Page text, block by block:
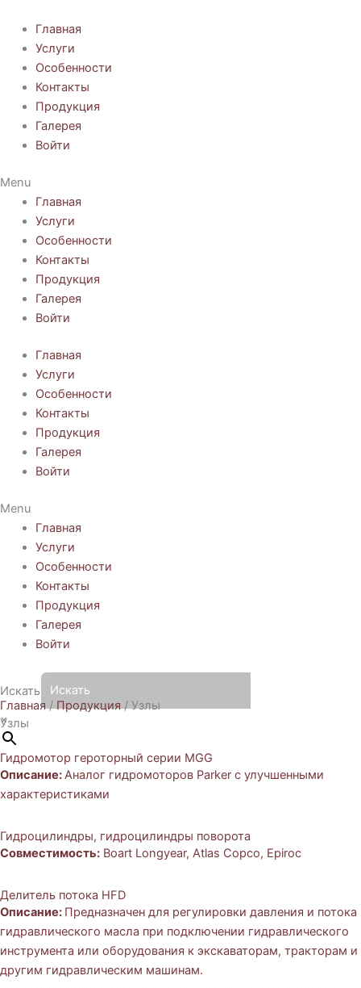
содержимому
Главная
Услуги
Особенности
Контакты
Продукция
Галерея
Войти
Menu
Главная
Услуги
Особенности
Контакты
Продукция
Галерея
Войти
Главная
Услуги
Особенности
Контакты
Продукция
Галерея
Войти
Menu
Главная
Услуги
Особенности
Контакты
Продукция
Галерея
Войти
Искать
×
Главная / Продукция / Узлы
Узлы
Гидромотор героторный серии MGG
Описание: Аналог гидромоторов Parker с улучшенными
характеристиками
Гидроцилиндры, гидроцилиндры поворота
Совместимость: Boart Longyear, Atlas Copco, Epiroc
Делитель потока HFD
Описание: Предназначен для регулировки давления и потока
гидравлического масла при подключении гидравлического
инструмента или оборудования к экскаваторам, тракторам и
другим гидравлическим машинам.